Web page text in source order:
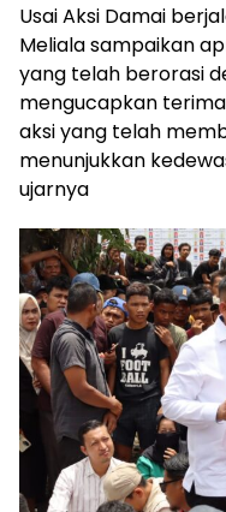
Usai Aksi Damai
Meliala sampaikan
yang telah berorasi
mengucapkan
aksi yang telah
menunjukkan
ujarnya